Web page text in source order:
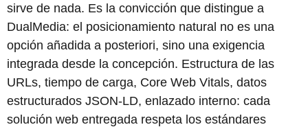
sirve de nada. Es la convicción que distingue a
DualMedia: el posicionamiento natural no es una
opción añadida a posteriori, sino una exigencia
integrada desde la concepción. Estructura de las
URLs, tiempo de carga, Core Web Vitals, datos
estructurados JSON-LD, enlazado interno: cada
solución web entregada respeta los estándares